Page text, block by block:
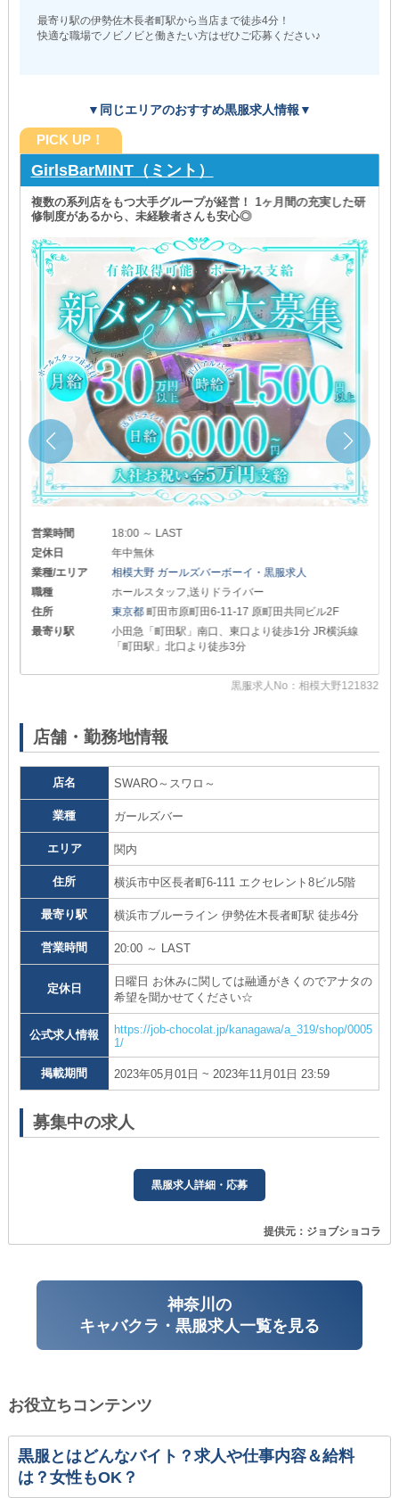
最寄り駅の伊勢佐木長者町駅から当店まで徒歩4分！
快適な職場でノビノビと働きたい方はぜひご応募ください♪
▼同じエリアのおすすめ黒服求人情報▼
PICK UP！
GirlsBarMINT（ミント）
複数の系列店をもつ大手グループが経営！ 1ヶ月間の充実した研
修制度があるから、未経験者さんも安心◎
営業時間
18:00 ～ LAST
定休日
年中無休
業種/エリア
相模大野 ガールズバーボーイ・黒服求人
職種
ホールスタッフ,送りドライバー
住所
東京都町田市原町田6-11-17 原町田共同ビル2F
最寄り駅
小田急「町田駅」南口、東口より徒歩1分 JR横浜線
「町田駅」北口より徒歩3分
黒服求人No：相模大野121832
店舗・勤務地情報
店名 SWARO～スワロ～
業種 ガールズバー
エリア 関内
住所 横浜市中区長者町6-111 エクセレント8ビル5階
最寄り駅 横浜市ブルーライン 伊勢佐木長者町駅 徒歩4分
営業時間 20:00 ～ LAST
定休日
日曜日 お休みに関しては融通がきくのでアナタの
希望を聞かせてください☆
公式求人情報
https://job-chocolat.jp/kanagawa/a_319/shop/0005
1/
掲載期間 2023年05月01日 ~ 2023年11月01日 23:59
募集中の求人
黒服求人詳細・応募
提供元：ジョブショコラ
神奈川の
キャバクラ・黒服求人一覧を見る
お役立ちコンテンツ
黒服とはどんなバイト？求人や仕事内容＆給料
は？女性もOK？